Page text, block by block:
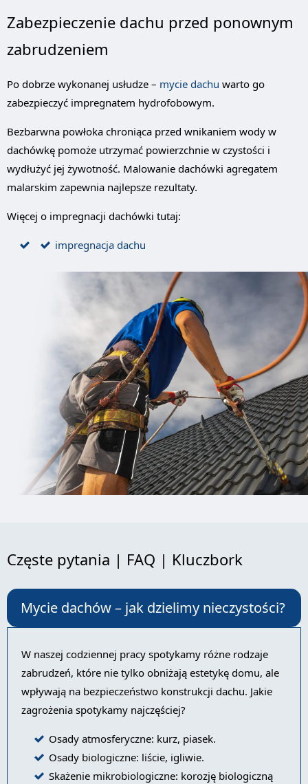
Zabezpieczenie dachu przed ponownym
zabrudzeniem
Po dobrze wykonanej usłudze – mycie dachu warto go
zabezpieczyć impregnatem hydrofobowym.
Bezbarwna powłoka chroniąca przed wnikaniem wody w
dachówkę pomoże utrzymać powierzchnie w czystości i
wydłużyć jej żywotność. Malowanie dachówki agregatem
malarskim zapewnia najlepsze rezultaty.
Więcej o impregnacji dachówki tutaj:
impregnacja dachu
Częste pytania | FAQ | Kluczbork
Mycie dachów – jak dzielimy nieczystości?
W naszej codziennej pracy spotykamy różne rodzaje
zabrudzeń, które nie tylko obniżają estetykę domu, ale
wpływają na bezpieczeństwo konstrukcji dachu. Jakie
zagrożenia spotykamy najczęściej?
Osady atmosferyczne: kurz, piasek.
Osady biologiczne: liście, igliwie.
Skażenie mikrobiologiczne: korozję biologiczną